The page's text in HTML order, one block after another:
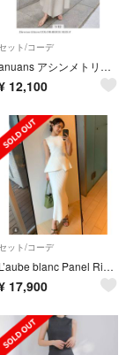
ット/コーデ
anuans アシンメトリースカートニットセットアップ
12,100
ット/コーデ
L’aube blanc Panel Rib Knit setup
17,900